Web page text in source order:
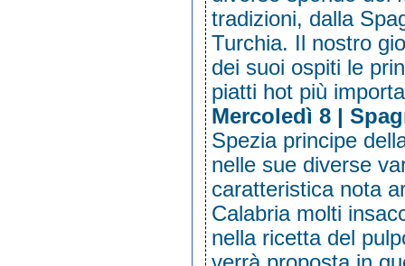
tradizioni, dalla
Turchia. Il nostro
dei suoi ospiti le
piatti hot più
Mercoledì 8 |
Spezia principe
nelle sue diverse
caratteristica nota
Calabria molti
nella ricetta del